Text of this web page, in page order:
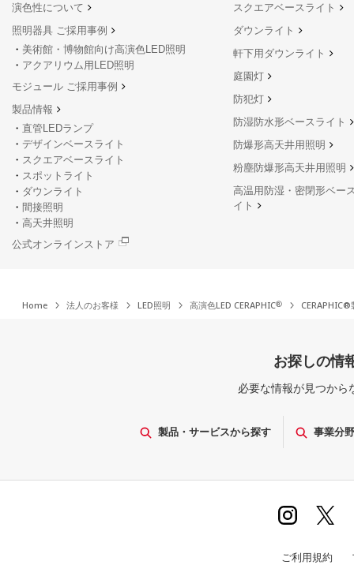
演色性について
照明器具 ご採用事例
美術館・博物館向け高演色LED照明
アクアリウム用LED照明
モジュール ご採用事例
製品情報
直管LEDランプ
デザインベースライト
スクエアベースライト
スポットライト
ダウンライト
間接照明
高天井照明
公式オンラインストア
スクエアベースライト
ダウンライト
軒下用ダウンライト
庭園灯
防犯灯
防湿防水形ベースライト
防爆形高天井用照明
粉塵防爆形高天井用照明
高温用防湿・密閉形ベー
イト
Home 法人のお客様 LED照明 高演色LED CERAPHIC CERAPHIC®
お探しの情
必要な情報が見つから
製品・サービスから探す 事業分
ご利用規約